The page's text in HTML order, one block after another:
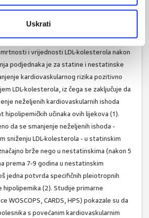
Uskrati
serumskih lipida značajno pridonosi
rizika i poboljšanju kliničkih ishoda
i vrijednosti LDL-kolesterola nakon
podjednaka je za statine i nestatinske
kardiovaskularnog rizika pozitivno
LDL-kolesterola, iz čega se zaključuje da
neželjenih kardiovaskularnih ishoda
hipolipemičkih učinaka ovih lijekova (1).
da se smanjenje neželjenih ishoda -
sniženju LDL-kolesterola - u statinskim
brže nego u nestatinskima (nakon 5
prema 7-9 godina u nestatinskim
jedna potvrda specifičnih pleiotropnih
hipolipemika (2). Studije primarne
WOSCOPS, CARDS, HPS) pokazale su da
s povećanim kardiovaskularnim